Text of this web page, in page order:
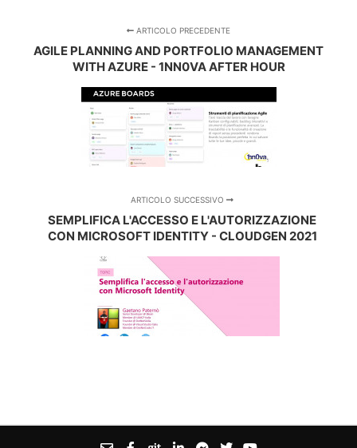
ARTICOLO PRECEDENTE
AGILE PLANNING AND PORTFOLIO MANAGEMENT
WITH AZURE - 1NN0VA AFTER HOUR
ARTICOLO SUCCESSIVO
SEMPLIFICA L'ACCESSO E L'AUTORIZZAZIONE
CON MICROSOFT IDENTITY - CLOUDGEN 2021